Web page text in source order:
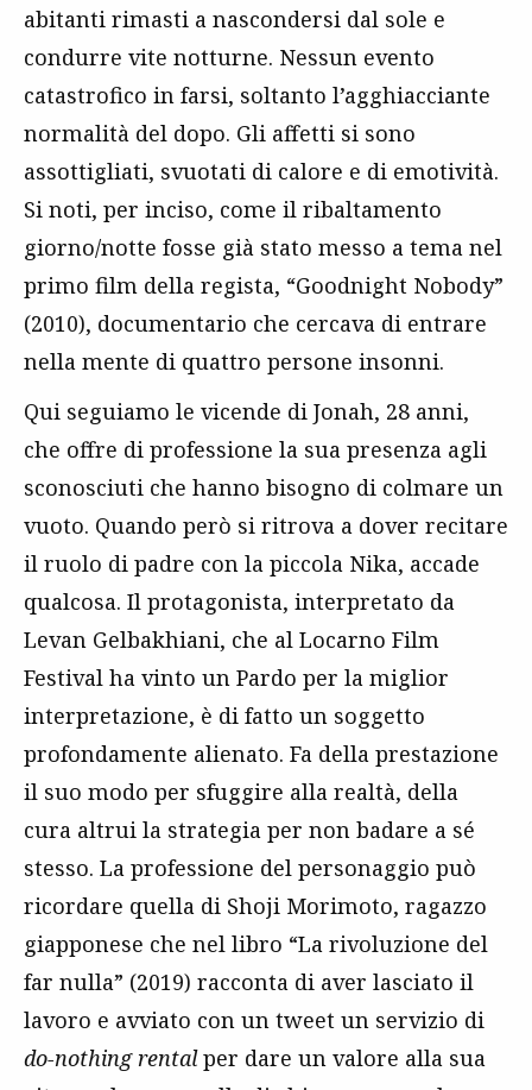
abitanti rimasti a nascondersi dal sole e
condurre vite notturne. Nessun evento
catastrofico in farsi, soltanto l’agghiacciante
normalità del dopo. Gli affetti si sono
assottigliati, svuotati di calore e di emotività.
Si noti, per inciso, come il ribaltamento
giorno/notte fosse già stato messo a tema nel
primo film della regista, “Goodnight Nobody”
(2010), documentario che cercava di entrare
nella mente di quattro persone insonni.
Qui seguiamo le vicende di Jonah, 28 anni,
che offre di professione la sua presenza agli
sconosciuti che hanno bisogno di colmare un
vuoto. Quando però si ritrova a dover recitare
il ruolo di padre con la piccola Nika, accade
qualcosa. Il protagonista, interpretato da
Levan Gelbakhiani, che al Locarno Film
Festival ha vinto un Pardo per la miglior
interpretazione, è di fatto un soggetto
profondamente alienato. Fa della prestazione
il suo modo per sfuggire alla realtà, della
cura altrui la strategia per non badare a sé
stesso. La professione del personaggio può
ricordare quella di Shoji Morimoto, ragazzo
giapponese che nel libro “La rivoluzione del
far nulla” (2019) racconta di aver lasciato il
lavoro e avviato con un tweet un servizio di
do-nothing rentalper dare un valore alla sua